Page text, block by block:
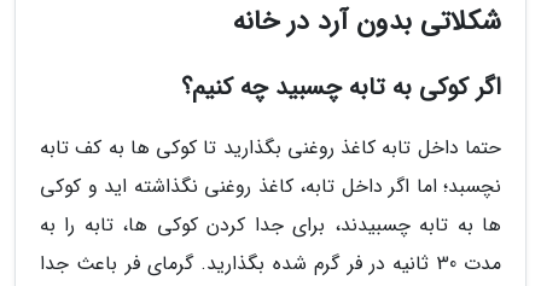
شکلاتی بدون آرد در خانه
اگر کوکی به تابه چسبید چه کنیم؟
حتما داخل تابه کاغذ روغنی بگذارید تا کوکی ها به کف تابه
نچسبد؛ اما اگر داخل تابه، کاغذ روغنی نگذاشته اید و کوکی
ها به تابه چسبیدند، برای جدا کردن کوکی ها، تابه را به
مدت 30 ثانیه در فر گرم شده بگذارید. گرمای فر باعث جدا